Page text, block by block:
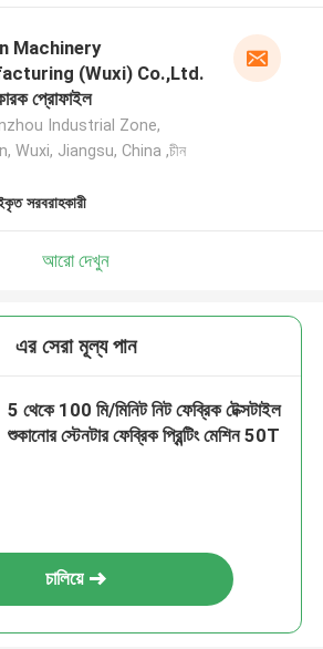
Machinery
(Wuxi) Co.,Ltd.
প্রোফাইল
Industrial Zone,
Wuxi, Jiangsu, China ,চীন
সরবরাহকারী
আরো দেখুন
এর সেরা মূল্য পান
5 থেকে 100 মি/মিনিট নিট ফেব্রিক টেক্সটাইল
শুকানোর স্টেনটার ফেব্রিক প্রিন্টিং মেশিন 50T
চালিয়ে